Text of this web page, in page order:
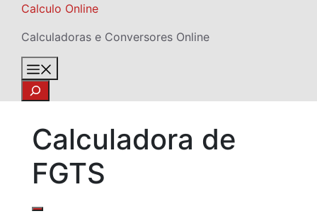
Skip
content
Calculo Online
Calculadoras e Conversores Online
Search
Calculadora de
FGTS